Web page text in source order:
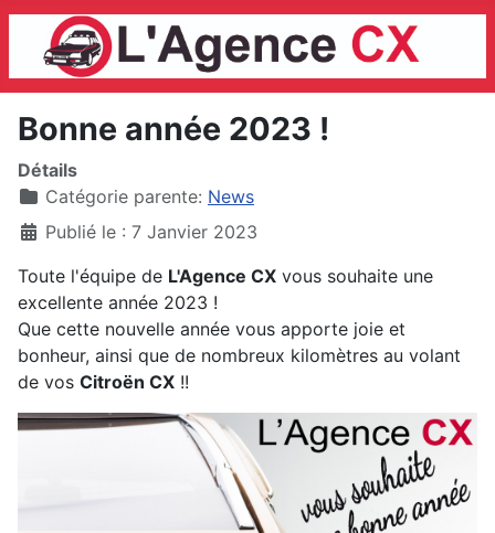
Bonne année 2023 !
Détails
Catégorie parente: News
Publié le : 7 Janvier 2023
Toute l'équipe de L'Agence CX vous souhaite une
excellente année 2023 !
Que cette nouvelle année vous apporte joie et
bonheur, ainsi que de nombreux kilomètres au volant
de vos Citroën CX !!